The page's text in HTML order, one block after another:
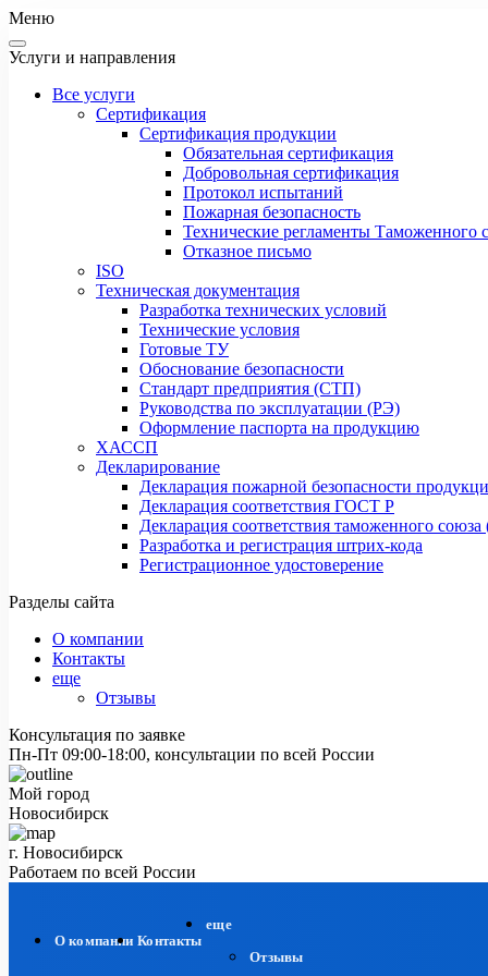
Меню
Услуги и направления
Все услуги
Сертификация
Сертификация продукции
Обязательная сертификация
Добровольная сертификация
Протокол испытаний
Пожарная безопасность
Технические регламенты Таможенного
Отказное письмо
ISO
Техническая документация
Разработка технических условий
Технические условия
Готовые ТУ
Обоснование безопасности
Стандарт предприятия (СТП)
Руководства по эксплуатации (РЭ)
Оформление паспорта на продукцию
ХАССП
Декларирование
Декларация пожарной безопасности
Декларация соответствия ГОСТ Р
Декларация соответствия таможенного
Разработка и регистрация штрих-кода
Регистрационное удостоверение
Разделы сайта
О компании
Контакты
еще
Отзывы
Консультация по заявке
Пн-Пт 09:00-18:00, консультации по всей России
Мой город
Новосибирск
г. Новосибирск
Работаем по всей России
О компании Контакты
еще
Отзывы